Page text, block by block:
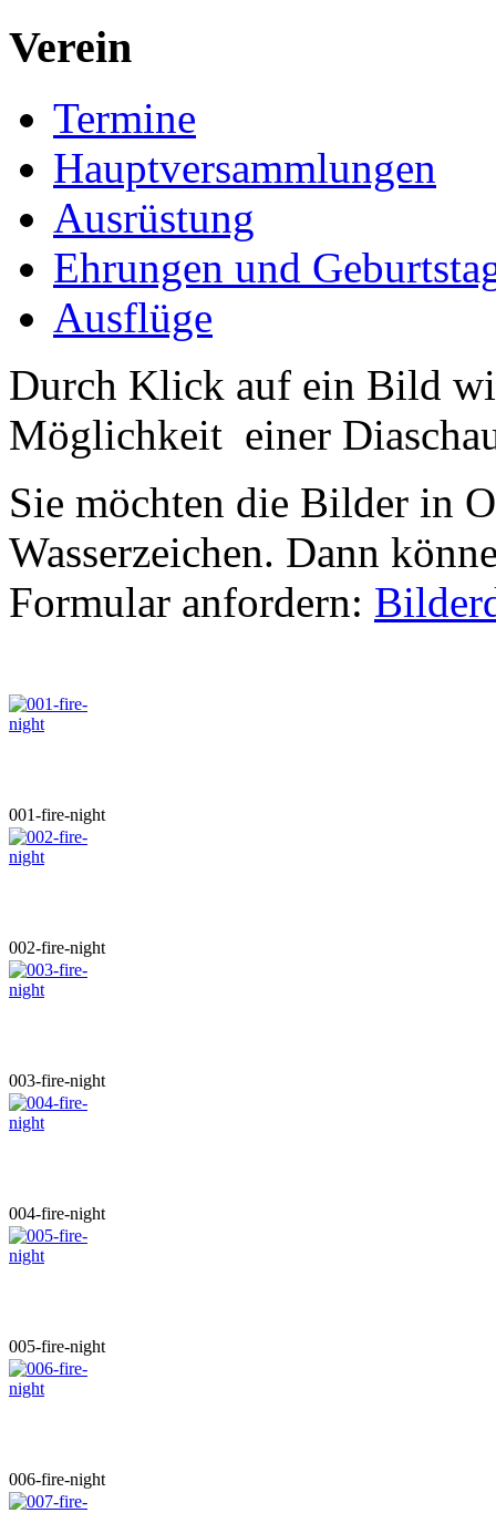
Verein
Termine
Hauptversammlungen
Ausrüstung
Ehrungen und
Ausflüge
Durch Klick auf ein Bild
Möglichkeit einer
Sie möchten die Bilder in
Wasserzeichen. Dann
Formular anfordern:
001-fire-night
002-fire-night
003-fire-night
004-fire-night
005-fire-night
006-fire-night